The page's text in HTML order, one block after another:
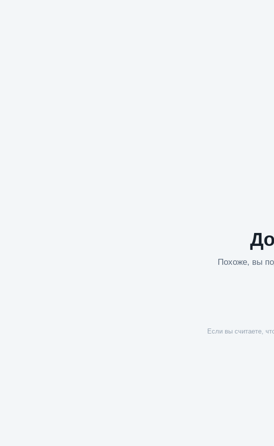
Похоже, вы
Если вы считаете,